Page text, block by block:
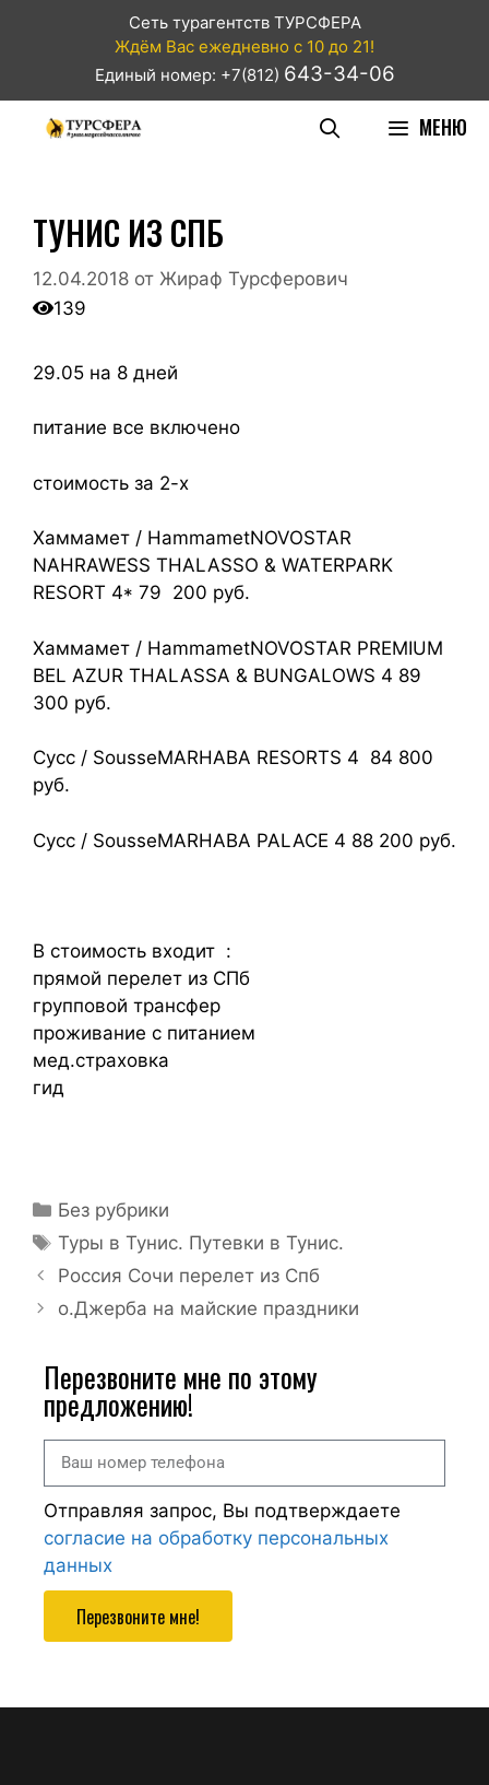
Сеть турагентств ТУРСФЕРА
Ждём Вас ежедневно с 10 до 21!
Единый номер: +7(812) 643-34-06
МЕНЮ
ТУНИС ИЗ СПБ
12.04.2018 от Жираф Турсферович
139
29.05 на 8 дней
питание все включено
стоимость за 2-х
Хаммамет / HammametNOVOSTAR
NAHRAWESS THALASSO & WATERPARK
RESORT 4* 79 200 руб.
Хаммамет / HammametNOVOSTAR PREMIUM
BEL AZUR THALASSA & BUNGALOWS 4 89
300 руб.
Сусс / SousseMARHABA RESORTS 4 84 800
руб.
Сусс / SousseMARHABA PALACE 4 88 200 руб.
В стоимость входит :
прямой перелет из СПб
групповой трансфер
проживание с питанием
мед.страховка
гид
Без рубрики
Туры в Тунис. Путевки в Тунис.
Россия Сочи перелет из Спб
о.Джерба на майские праздники
Перезвоните мне по этому
предложению!
Отправляя запрос, Вы подтверждаете
согласие на обработку персональных
данных
Перезвоните мне!